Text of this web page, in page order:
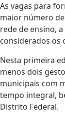
As vagas para
maior número
rede de ensino,
considerados os
Nesta primeira
menos dois
municipais com
tempo integral,
Distrito Federal.